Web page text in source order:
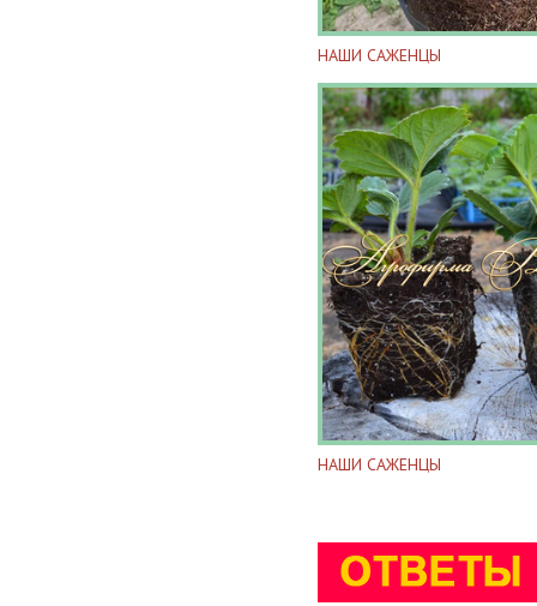
НАШИ САЖЕНЦЫ
НАШИ САЖЕНЦЫ